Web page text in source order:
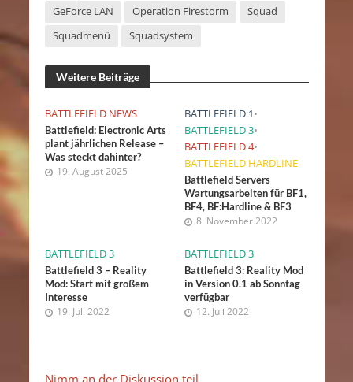
GeForce LAN
Operation Firestorm
Squad
Squadmenü
Squadsystem
Weitere Beiträge
BATTLEFIELD NEWS
Battlefield: Electronic Arts
plant jährlichen Release –
Was steckt dahinter?
19. August 2025
BATTLEFIELD 1•
BATTLEFIELD 3•
BATTLEFIELD 4•
BATTLEFIELD HARDLINE
Battlefield Servers
Wartungsarbeiten für BF1,
BF4, BF:Hardline & BF3
8. November 2022
BATTLEFIELD 3
Battlefield 3 – Reality
Mod: Start mit großem
Interesse
19. Juli 2022
BATTLEFIELD 3
Battlefield 3: Reality Mod
in Version 0.1 ab Sonntag
verfügbar
12. Juli 2022